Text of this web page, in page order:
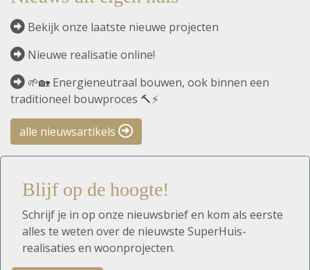
Bekijk onze laatste nieuwe projecten
Nieuwe realisatie online!
🌱🏡 Energieneutraal bouwen, ook binnen een
traditioneel bouwproces 🔨⚡
alle nieuwsartikels
Blijf op de hoogte!
Schrijf je in op onze nieuwsbrief en kom als eerste
alles te weten over de nieuwste SuperHuis-
realisaties en woonprojecten.